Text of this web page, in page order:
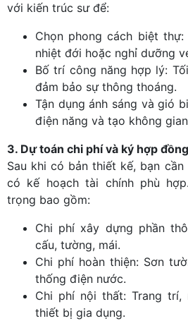
với kiến trúc sư để:
Chọn phong cách biệt
nhiệt đới hoặc nghỉ dưỡng
Bố trí công năng hợp lý:
đảm bảo sự thông thoáng.
Tận dụng ánh sáng và gió
điện năng và tạo không
3. Dự toán chi phí và ký hợp
Sau khi có bản thiết kế, bạn
có kế hoạch tài chính phù
trọng bao gồm:
Chi phí xây dựng phần
cấu, tường, mái.
Chi phí hoàn thiện: Sơn
thống điện nước.
Chi phí nội thất: Trang trí,
thiết bị gia dụng.